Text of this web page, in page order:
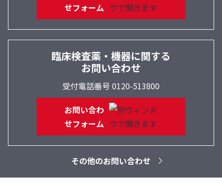
せフォーム
臨床検査薬・機器に関する
お問い合わせ
受付電話番号 0120-513800
お問い合わ
せフォーム
その他のお問い合わせ